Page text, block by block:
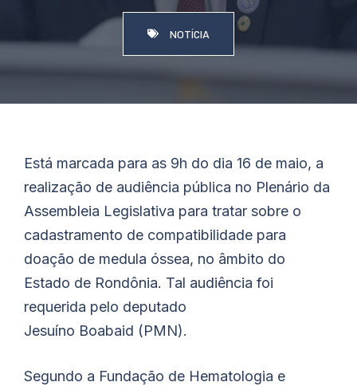
NOTÍCIA
Está marcada para as 9h do dia 16 de maio, a
realização de audiência pública no Plenário da
Assembleia Legislativa para tratar sobre o
cadastramento de compatibilidade para
doação de medula óssea, no âmbito do
Estado de Rondônia. Tal audiência foi
requerida pelo deputado
Jesuíno Boabaid (PMN).
Segundo a Fundação de Hematologia e